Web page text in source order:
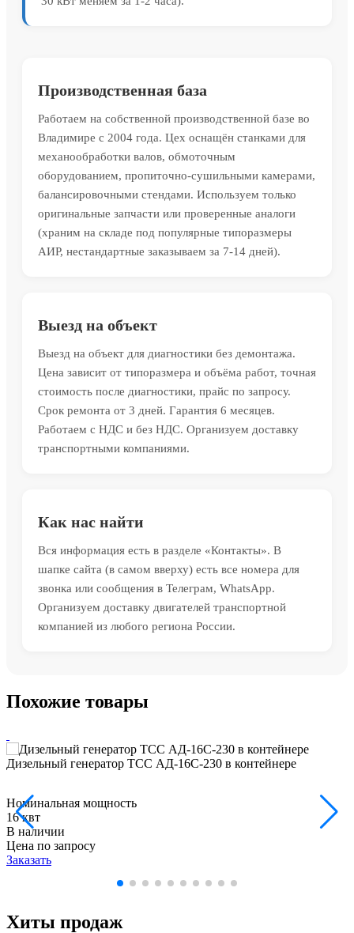
Производственная база
Работаем на собственной производственной базе во
Владимире с 2004 года. Цех оснащён станками для
механообработки валов, обмоточным
оборудованием, пропиточно-сушильными камерами,
балансировочными стендами. Используем только
оригинальные запчасти или проверенные аналоги
(храним на складе под популярные типоразмеры
АИР, нестандартные заказываем за 7-14 дней).
Выезд на объект
Выезд на объект для диагностики без демонтажа.
Цена зависит от типоразмера и объёма работ, точная
стоимость после диагностики, прайс по запросу.
Срок ремонта от 3 дней. Гарантия 6 месяцев.
Работаем с НДС и без НДС. Организуем доставку
транспортными компаниями.
Как нас найти
Вся информация есть в разделе «Контакты». В
шапке сайта (в самом вверху) есть все номера для
звонка или сообщения в Телеграм, WhatsApp.
Организуем доставку двигателей транспортной
компанией из любого региона России.
Похожие товары
Дизельный генератор ТСС АД-16С-230 в контейнере
Номинальная мощность
16 квт
В наличии
Цена по запросу
Заказать
Хиты продаж